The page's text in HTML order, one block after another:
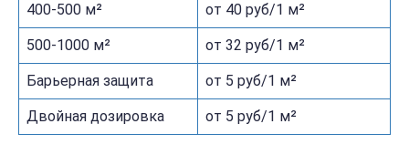
400-500 м² от 40 руб/1 м²
500-1000 м² от 32 руб/1 м²
Барьерная защита от 5 руб/1 м²
Двойная дозировка от 5 руб/1 м²